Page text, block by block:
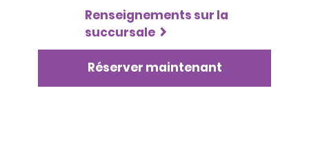
Renseignements sur la
succursale
Réserver maintenant